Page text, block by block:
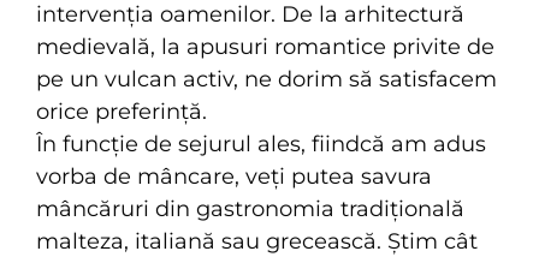
intervenția oamenilor. De la arhitectură
medievală, la apusuri romantice privite de
pe un vulcan activ, ne dorim să satisfacem
orice preferință.
În funcție de sejurul ales, fiindcă am adus
vorba de mâncare, veți putea savura
mâncăruri din gastronomia tradițională
malteza, italiană sau grecească. Știm cât